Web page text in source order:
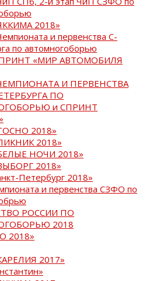
2018»
и первенства С-
по автомногоборью
«МИР АВТОМОБИЛЯ
И ПЕРВЕНСТВА
ПО
и СПРИНТ
2018»
2018»
НОЧИ 2018»
2018»
Петербург 2018»
и первенства СЗФО по
РОССИИ ПО
2018
2018»
2017»